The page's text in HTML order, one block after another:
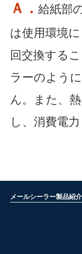
Ａ． 給紙部
は使用環境
回交換する
ラーのよう
ん。また、
し、消費電
メールシーラー製品紹介